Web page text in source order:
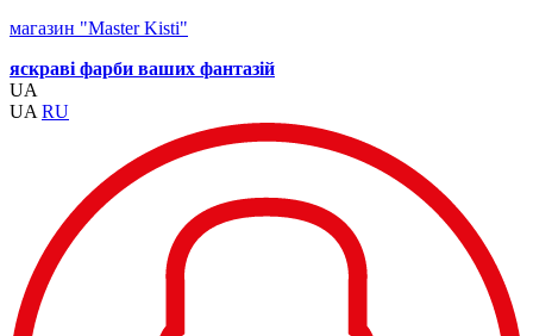
магазин "Master Kisti"
яскраві фарби ваших фантазій
UA
UA RU